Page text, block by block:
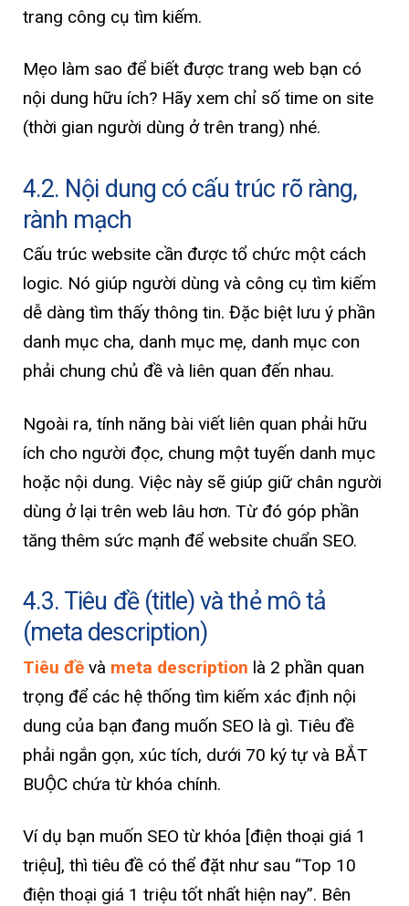
trang công cụ tìm kiếm.
Mẹo làm sao để biết được trang web bạn có
nội dung hữu ích? Hãy xem chỉ số time on site
(thời gian người dùng ở trên trang) nhé.
4.2. Nội dung có cấu trúc rõ ràng,
rành mạch
Cấu trúc website cần được tổ chức một cách
logic. Nó giúp người dùng và công cụ tìm kiếm
dễ dàng tìm thấy thông tin. Đặc biệt lưu ý phần
danh mục cha, danh mục mẹ, danh mục con
phải chung chủ đề và liên quan đến nhau.
Ngoài ra, tính năng bài viết liên quan phải hữu
ích cho người đọc, chung một tuyến danh mục
hoặc nội dung. Việc này sẽ giúp giữ chân người
dùng ở lại trên web lâu hơn. Từ đó góp phần
tăng thêm sức mạnh để website chuẩn SEO.
4.3. Tiêu đề (title) và thẻ mô tả
(meta description)
Tiêu đề và meta description là 2 phần quan
trọng để các hệ thống tìm kiếm xác định nội
dung của bạn đang muốn SEO là gì. Tiêu đề
phải ngắn gọn, xúc tích, dưới 70 ký tự và BẮT
BUỘC chứa từ khóa chính.
Ví dụ bạn muốn SEO từ khóa [điện thoại giá 1
triệu], thì tiêu đề có thể đặt như sau “Top 10
điện thoại giá 1 triệu tốt nhất hiện nay”. Bên